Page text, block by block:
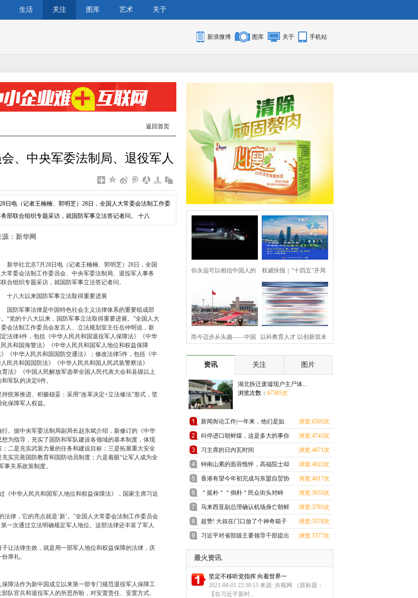
生活 关注 图库 艺术 关于
新浪微博 图库 关于 手机站
返回首页
、中央军委法制局、退役军人
日电（记者王楠楠、郭明芝）28日，全国人大常委会法制工作委
部联合组织专题采访，就国防军事立法答记者问。 十八
源：新华网
华社北京7月28日电（记者王楠楠、郭明芝）28日，全国
大常委会法制工作委员会、中央军委法制局、退役军人事务
合组织专题采访，就国防军事立法答记者问。
八大以来国防军事立法取得重要进展
防军事法律是中国特色社会主义法律体系的重要组成部
“党的十八大以来，国防军事立法取得重要进展。”全国人大
会法制工作委员会发言人、立法规划室主任岳仲明说，新
法律4件，包括《中华人民共和国退役军人保障法》《中华
民共和国海警法》《中华人民共和国军人地位和权益保障
《中华人民共和国国防交通法》；修改法律5件，包括《中
民共和国国防法》《中华人民共和国人民武装警察法》
法》《中国人民解放军选举全国人民代表大会和县级以上
军队的决定6件。
筹推进、积极稳妥；采用“改革决定+立法修法”形式，坚
保障军人权益。
。据中央军委法制局副局长赵东斌介绍，新修订的《中华
为指导，充实了国防和军队建设各领域的基本制度，体现
二是充实武装力量的任务和建设目标；三是拓展重大安全
实完善国防教育和国防动员制度；六是着眼“让军人成为全
关系政策制度。
中华人民共和国军人地位和权益保障法》，国家主席习近
律，它的亮点就是‘新’。”全国人大常委会法制工作委员会
一次通过立法明确规定军人地位。这部法律还丰富了军人
法律生效，就是用一部军人地位和权益保障的法律，庆
厚礼。
法作为新中国成立以来第一部专门规范退役军人保障工
队官兵和退役军人的所思所盼，对安置责任、安置方式、
你永远可以相信中国人的
团结
权威快报｜“十四五”开局
之
而今迈步从头越——中国 以科教育人才 以创新筑未
资讯 关注 图片
湖北拆迁废墟现户主尸体...
浏览次数： 67385次
新闻舆论工作|一年来，他们是如
何践
浏览:6503次
叫停进口朝鲜煤，这是多大的事你
知
浏览:4743次
习主席的日内瓦时间 浏览:4671次
钟南山累的面容憔悴，高福院士却
忙
浏览:4022次
香港有望今年初完成与东盟自贸协
定
浏览:4017次
＂挺朴＂＂倒朴＂民众街头对峙
与警
浏览:3933次
马来西亚副总理确认机场身亡朝鲜
男
浏览:3783次
超赞! 大叔在门口放了个神奇箱子
引
浏览:3578次
习近平对省部级主要领导干部提出
这
浏览:3377次
最火资讯
坚定不移听党指挥 向着世界一
2021-08-01 22:30:15 来源: 央视网 （原标题：
【在习近平新时...